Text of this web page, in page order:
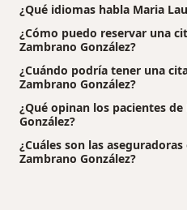
¿Qué idiomas habla Maria
¿Cómo puedo reservar una
Zambrano González?
¿Cuándo podría tener una
Zambrano González?
¿Qué opinan los pacientes
González?
¿Cuáles son las
Zambrano González?